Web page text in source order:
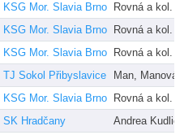
KSG Mor. Slavia Brno
Rovná a kol.
KSG Mor. Slavia Brno
Rovná a kol.
KSG Mor. Slavia Brno
Rovná a kol.
TJ Sokol Přibyslavice
Man,
KSG Mor. Slavia Brno
Rovná a kol.
SK Hradčany
Andrea